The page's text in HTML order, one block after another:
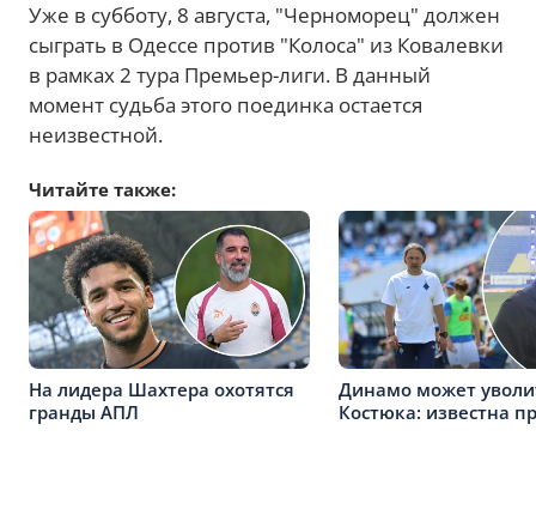
Уже в субботу, 8 августа, "Черноморец" должен
сыграть в Одессе против "Колоса" из Ковалевки
в рамках 2 тура Премьер-лиги. В данный
момент судьба этого поединка остается
неизвестной.
Читайте также:
На лидера Шахтера охотятся
гранды АПЛ
Динамо может
Костюка: известна